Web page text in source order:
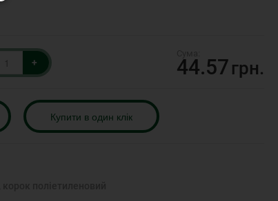
+ 44.57 грн.
Купити в один клік